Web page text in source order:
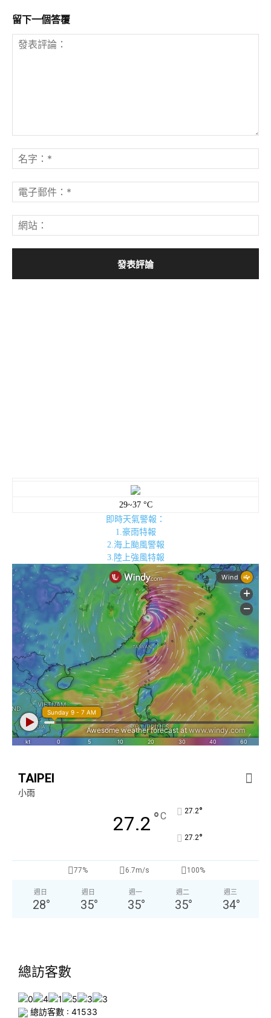
留下一個答覆
29~37 °C
即時天氣警報：
1.豪雨特報
2.海上颱風警報
3.陸上強風特報
TAIPEI
小雨
27.2 °C 27.2°
27.2°
77% 6.7m/s 100%
週日
28°
週日
35°
週一
35°
週二
35°
週三
34°
總訪客數
總訪客數 : 41533